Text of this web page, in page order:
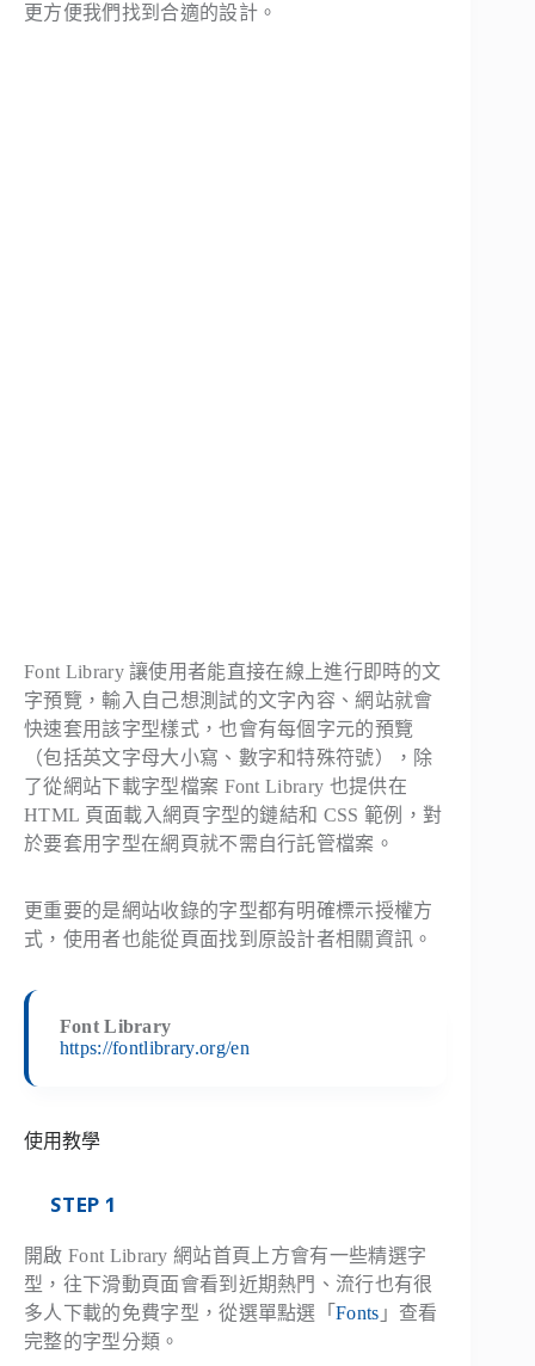
更方便我們找到合適的設計。
Font Library 讓使用者能直接在線上進行即時的文
字預覽，輸入自己想測試的文字內容、網站就會
快速套用該字型樣式，也會有每個字元的預覽
（包括英文字母大小寫、數字和特殊符號），除
了從網站下載字型檔案 Font Library 也提供在
HTML 頁面載入網頁字型的鏈結和 CSS 範例，對
於要套用字型在網頁就不需自行託管檔案。
更重要的是網站收錄的字型都有明確標示授權方
式，使用者也能從頁面找到原設計者相關資訊。
Font Library
https://fontlibrary.org/en
使用教學
STEP 1
開啟 Font Library 網站首頁上方會有一些精選字
型，往下滑動頁面會看到近期熱門、流行也有很
多人下載的免費字型，從選單點選「Fonts 」查看
完整的字型分類。